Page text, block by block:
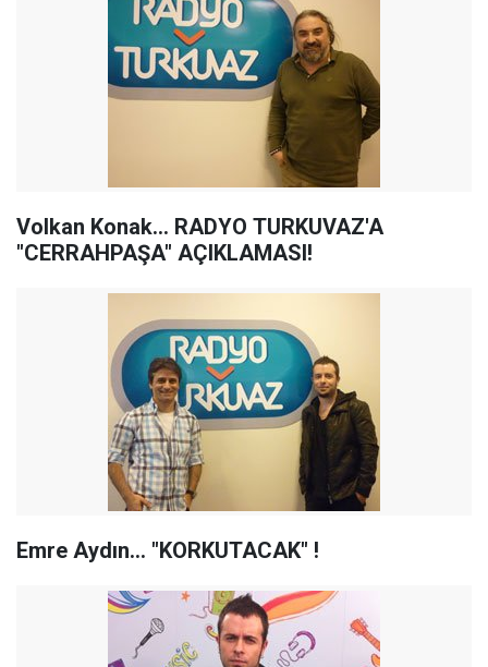
Volkan Konak... RADYO TURKUVAZ'A
"CERRAHPAŞA" AÇIKLAMASI!
Emre Aydın... "KORKUTACAK" !